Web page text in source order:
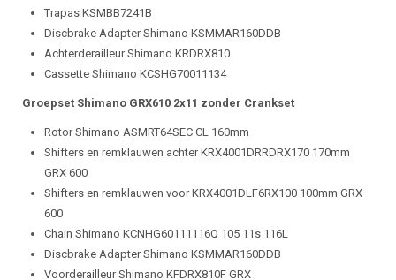
Trapas KSMBB7241B
Discbrake Adapter Shimano KSMMAR160DDB
Achterderailleur Shimano KRDRX810
Cassette Shimano KCSHG70011134
Groepset Shimano GRX610 2x11 zonder Crankset
Rotor Shimano ASMRT64SEC CL 160mm
Shifters en remklauwen achter KRX4001DRRDRX170 170mm
GRX 600
Shifters en remklauwen voor KRX4001DLF6RX100 100mm GRX
600
Chain Shimano KCNHG60111116Q 105 11s 116L
Discbrake Adapter Shimano KSMMAR160DDB
Voorderailleur Shimano KFDRX810F GRX